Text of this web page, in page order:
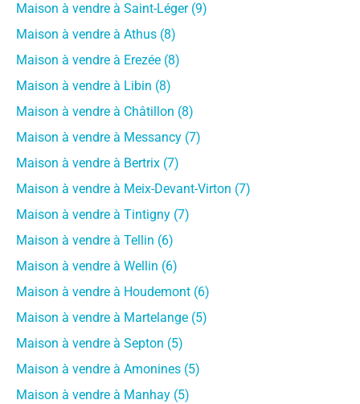
Maison à vendre à Saint-Léger (9)
Maison à vendre à Athus (8)
Maison à vendre à Erezée (8)
Maison à vendre à Libin (8)
Maison à vendre à Châtillon (8)
Maison à vendre à Messancy (7)
Maison à vendre à Bertrix (7)
Maison à vendre à Meix-Devant-Virton (7)
Maison à vendre à Tintigny (7)
Maison à vendre à Tellin (6)
Maison à vendre à Wellin (6)
Maison à vendre à Houdemont (6)
Maison à vendre à Martelange (5)
Maison à vendre à Septon (5)
Maison à vendre à Amonines (5)
Maison à vendre à Manhay (5)